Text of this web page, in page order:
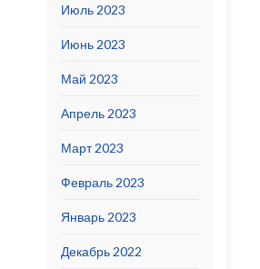
Июль 2023
Июнь 2023
Май 2023
Апрель 2023
Март 2023
Февраль 2023
Январь 2023
Декабрь 2022